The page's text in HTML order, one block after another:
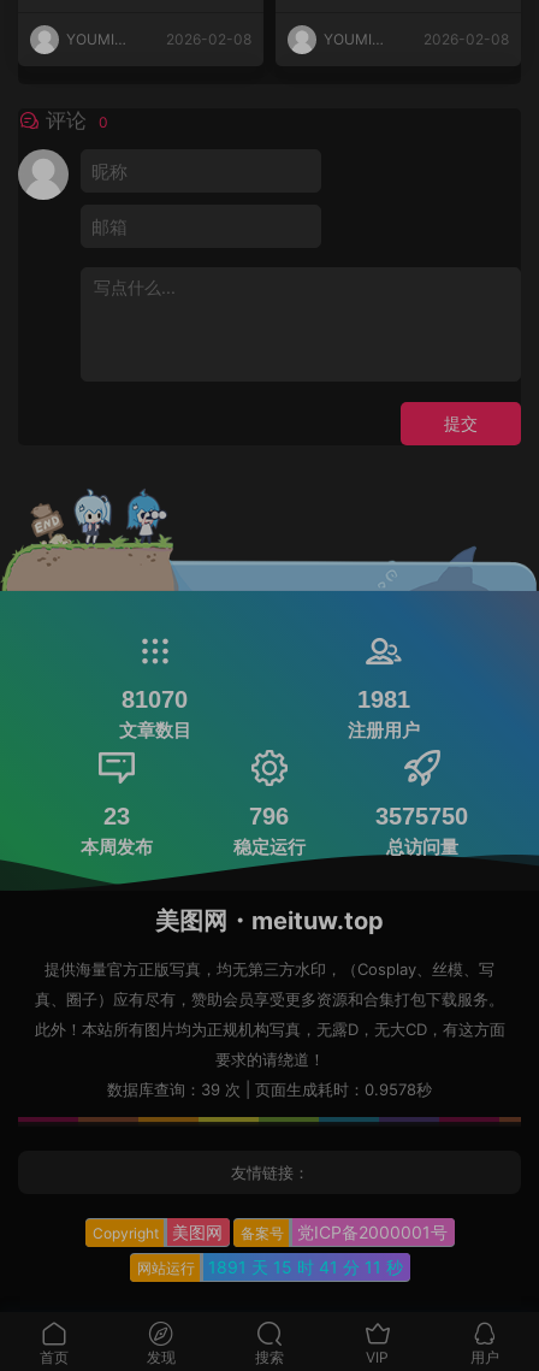
YOUMI尤
2026-02-08
YOUMI尤
2026-02-08
评论 0
提交
81070
文章数目
1981
注册用户
23
本周发布
796
稳定运行
3575750
总访问量
美图网・meituw.top
提供海量官方正版写真，均无第三方水印，（Cosplay、丝模、写
真、圈子）应有尽有，赞助会员享受更多资源和合集打包下载服务。
此外！本站所有图片均为正规机构写真，无露D，无大CD，有这方面
要求的请绕道！
数据库查询：39 次 | 页面生成耗时：0.9578秒
友情链接：
Copyright 美图网 备案号 党ICP备2000001号
网站运行 1891 天 15 时 41 分 12 秒
首页 发现 搜索 VIP 用户